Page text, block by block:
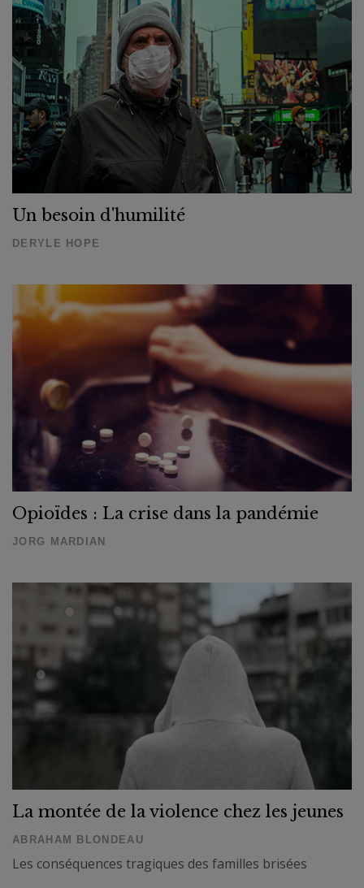
Un besoin d'humilité
DERYLE HOPE
Opioïdes : La crise dans la pandémie
JORG MARDIAN
La montée de la violence chez les jeunes
ABRAHAM BLONDEAU
Les conséquences tragiques des familles brisées